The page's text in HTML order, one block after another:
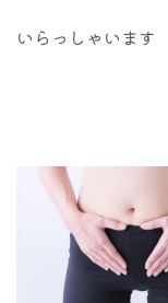
いらっしゃいます